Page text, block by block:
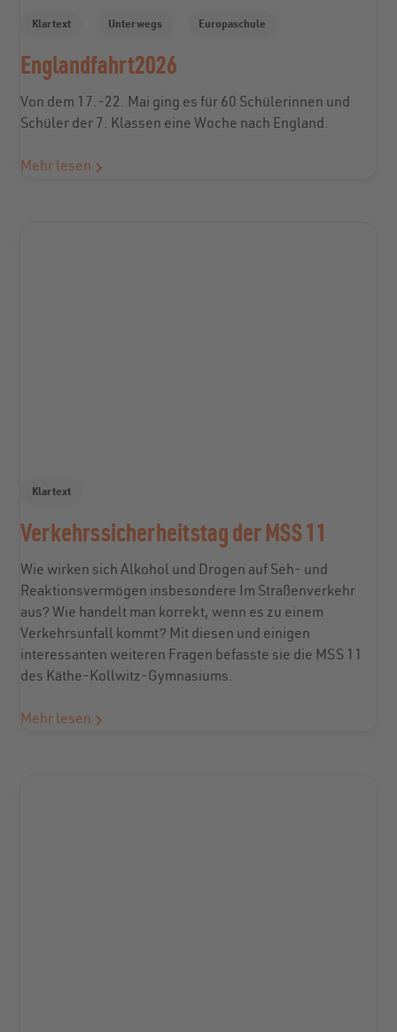
Klartext Unterwegs Europaschule
Englandfahrt2026
Von dem 17.-22. Mai ging es für 60 Schülerinnen und
Schüler der 7. Klassen eine Woche nach England.
Mehr lesen
Klartext
Verkehrssicherheitstag der MSS 11
Wie wirken sich Alkohol und Drogen auf Seh- und
Reaktionsvermögen insbesondere Im Straßenverkehr
aus? Wie handelt man korrekt, wenn es zu einem
Verkehrsunfall kommt? Mit diesen und einigen
interessanten weiteren Fragen befasste sie die MSS 11
des Käthe-Kollwitz-Gymnasiums.
Mehr lesen